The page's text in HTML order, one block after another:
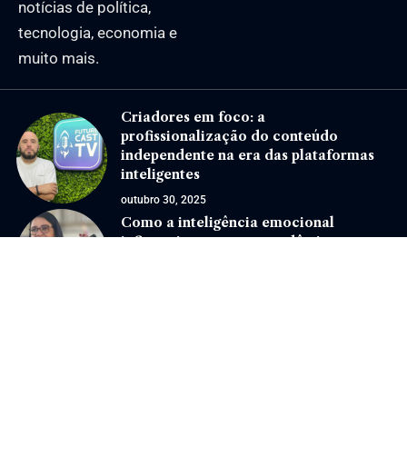
notícias de política,
tecnologia, economia e
muito mais.
Criadores em foco: a
profissionalização do conteúdo
independente na era das plataformas
inteligentes
outubro 30, 2025
Como a inteligência emocional
influencia o sucesso acadêmico e